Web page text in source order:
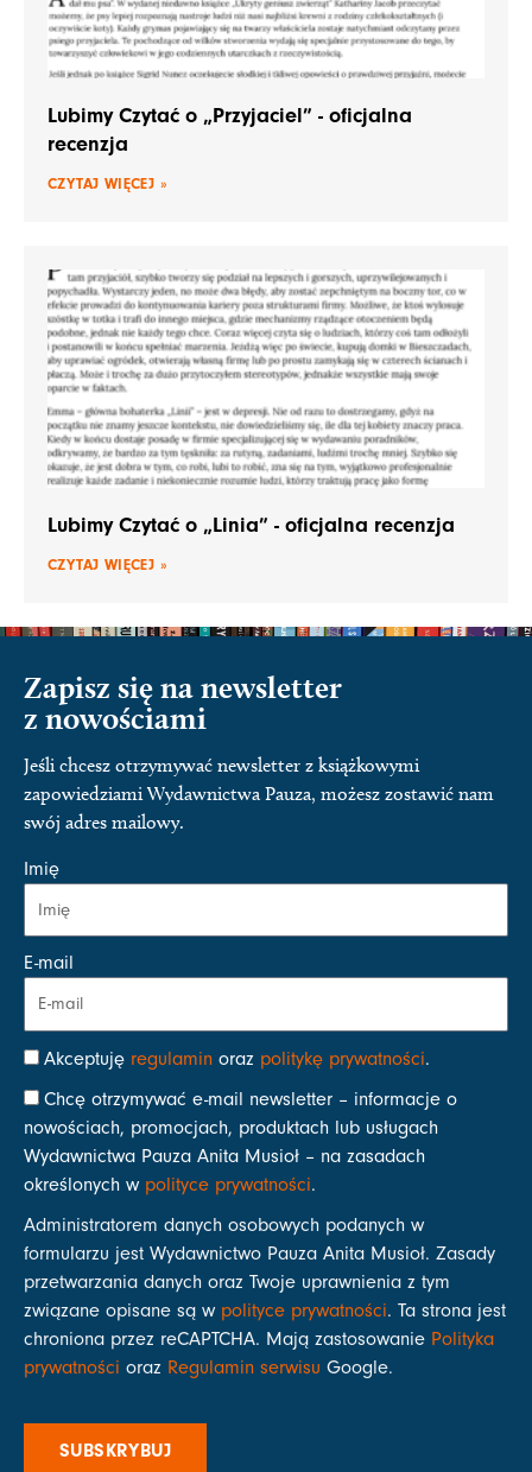
Lubimy Czytać o „Przyjaciel” - oficjalna
recenzja
CZYTAJ WIĘCEJ »
Lubimy Czytać o „Linia” - oficjalna recenzja
CZYTAJ WIĘCEJ »
Zapisz się na newsletter
z nowościami
Jeśli chcesz otrzymywać newsletter z książkowymi
zapowiedziami Wydawnictwa Pauza, możesz zostawić nam
swój adres mailowy.
Imię
E-mail
Akceptuję regulamin oraz politykę prywatności.
Chcę otrzymywać e-mail newsletter – informacje o
nowościach, promocjach, produktach lub usługach
Wydawnictwa Pauza Anita Musioł – na zasadach
określonych w polityce prywatności.
Administratorem danych osobowych podanych w
formularzu jest Wydawnictwo Pauza Anita Musioł. Zasady
przetwarzania danych oraz Twoje uprawnienia z tym
związane opisane są w polityce prywatności. Ta strona jest
chroniona przez reCAPTCHA. Mają zastosowanie Polityka
prywatności oraz Regulamin serwisu Google.
SUBSKRYBUJ